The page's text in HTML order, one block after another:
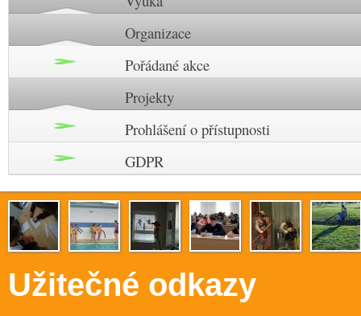
Organizace
Pořádané akce
Projekty
Prohlášení o přístupnosti
GDPR
Užitečné odkazy